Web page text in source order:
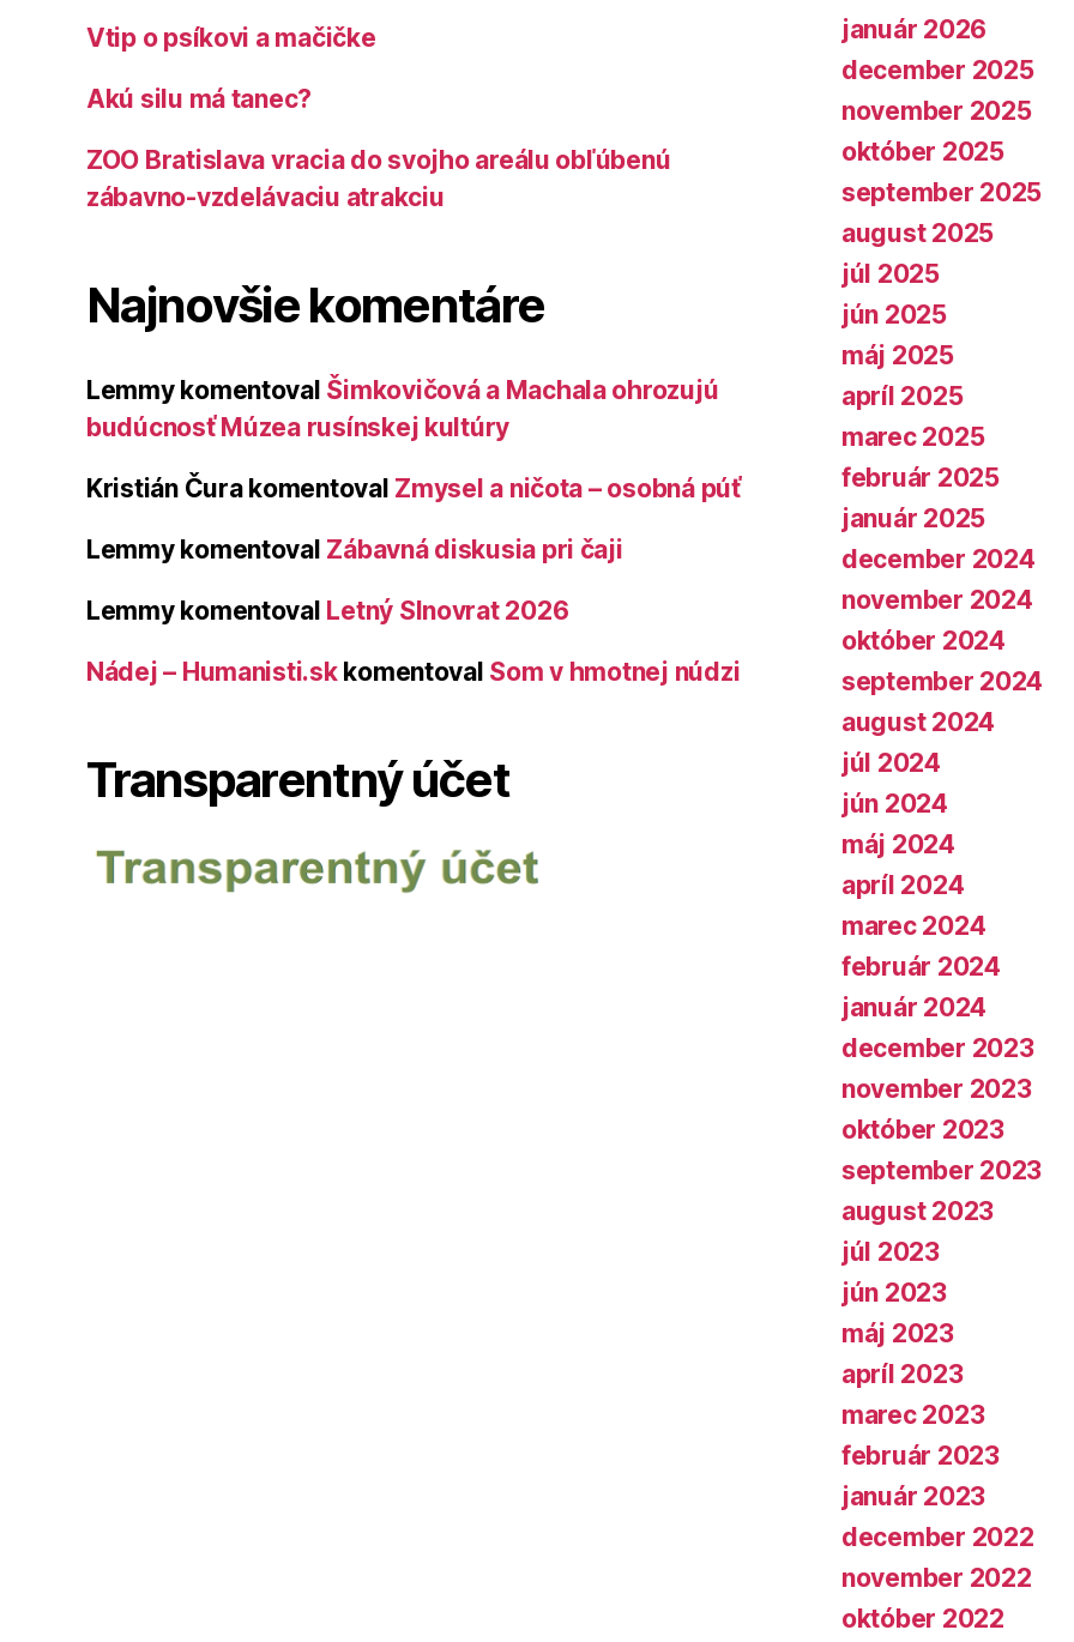
Vtip o psíkovi a mačičke
Akú silu má tanec?
ZOO Bratislava vracia do svojho areálu obľúbenú
zábavno-vzdelávaciu atrakciu
Najnovšie komentáre
Lemmykomentoval Šimkovičová a Machala ohrozujú
budúcnosť Múzea rusínskej kultúry
Kristián Čurakomentoval Zmysel a ničota – osobná púť
Lemmykomentoval Zábavná diskusia pri čaji
Lemmykomentoval Letný Slnovrat 2026
Nádej – Humanisti.skkomentoval Som v hmotnej núdzi
Transparentný účet
január 2026
december 2025
november 2025
október 2025
september 2025
august 2025
júl 2025
jún 2025
máj 2025
apríl 2025
marec 2025
február 2025
január 2025
december 2024
november 2024
október 2024
september 2024
august 2024
júl 2024
jún 2024
máj 2024
apríl 2024
marec 2024
február 2024
január 2024
december 2023
november 2023
október 2023
september 2023
august 2023
júl 2023
jún 2023
máj 2023
apríl 2023
marec 2023
február 2023
január 2023
december 2022
november 2022
október 2022